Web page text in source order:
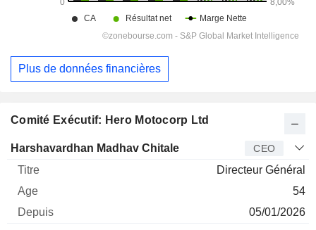
Comité Exécutif: Hero Motocorp Ltd
Dirigeant Titre Age Depuis
Harshavardhan Madhav Chitale CEO
Directeur Général
54
05/01/2026
Plus de données financières